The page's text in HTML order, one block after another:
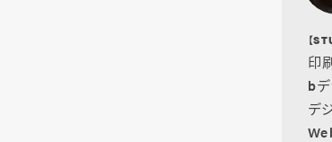
【
印
b
デ